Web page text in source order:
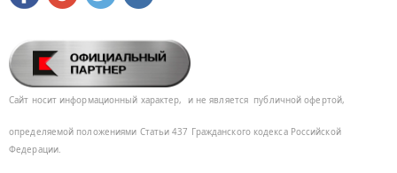
Сайт носит информационный характер, и не является публичной офертой,
определяемой положениями Статьи 437 Гражданского кодекса Российской
Федерации.